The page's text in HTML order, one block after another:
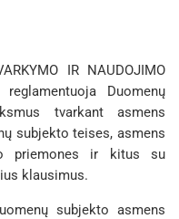
IR NAUDOJIMO
Duomenų
tvarkant asmens
subjekto teises, asmens
priemones ir kitus su
klausimus.
subjekto asmens